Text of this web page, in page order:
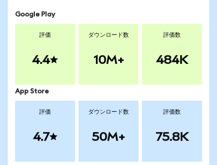
Google Play
評価
4.4
ダウンロード数
10M+
評価数
484K
App Store
評価
4.7
ダウンロード数
50M+
評価数
75.8K